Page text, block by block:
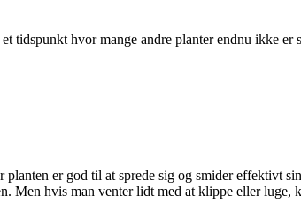
hvor mange andre planter endnu ikke
er god til at sprede sig og smider effektivt
Men hvis man venter lidt med at klippe eller luge,